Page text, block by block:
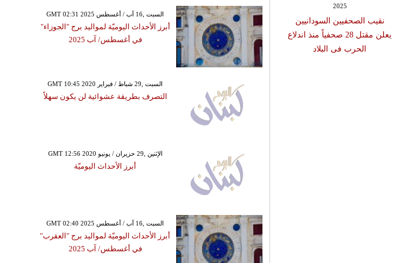
2025
نقيب الصحفيين السودانيين
يعلن مقتل 28 صحفياً منذ اندلاع
الحرب فى البلاد
GMT 02:31 2025 السبت ,16 آب / أغسطس
أبرز الأحداث اليوميّة لمواليد برج "الجوزاء"
في أغسطس/ آب 2025
GMT 10:45 2020 السبت ,29 شباط / فبراير
التصرف بطريقة عشوائية لن يكون سهلاً
GMT 12:56 2020 الإثنين ,29 حزيران / يونيو
أبرز الأحداث اليوميّة
GMT 02:40 2025 السبت ,16 آب / أغسطس
أبرز الأحداث اليوميّة لمواليد برج "العقرب"
في أغسطس/ آب 2025